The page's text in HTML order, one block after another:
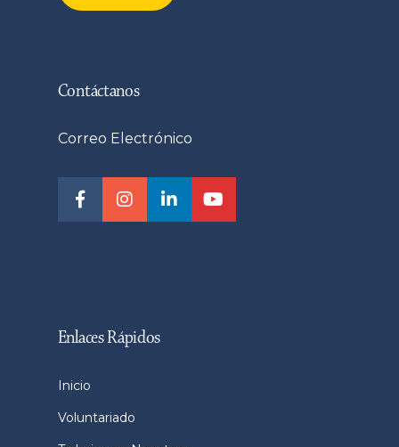
Contáctanos
Correo Electrónico
Enlaces Rápidos
Inicio
Voluntariado